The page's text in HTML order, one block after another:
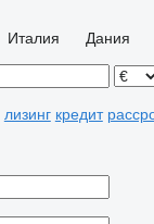
Италия
Дания
лизинг кредит